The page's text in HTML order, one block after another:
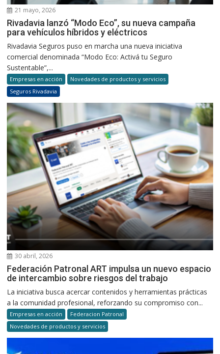
21 mayo, 2026
Rivadavia lanzó “Modo Eco”, su nueva campaña
para vehículos híbridos y eléctricos
Rivadavia Seguros puso en marcha una nueva iniciativa
comercial denominada “Modo Eco: Activá tu Seguro
Sustentable”,...
Empresas en acción
Novedades de productos y servicios
Seguros Rivadavia
30 abril, 2026
Federación Patronal ART impulsa un nuevo espacio
de intercambio sobre riesgos del trabajo
La iniciativa busca acercar contenidos y herramientas prácticas
a la comunidad profesional, reforzando su compromiso con...
Empresas en acción
Federacion Patronal
Novedades de productos y servicios